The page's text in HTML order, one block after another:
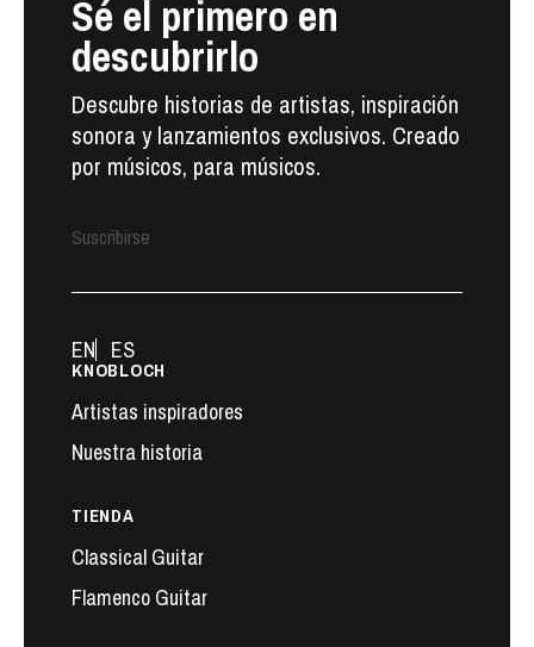
Sé el primero en
descubrirlo
Descubre historias de artistas, inspiración
sonora y lanzamientos exclusivos. Creado
por músicos, para músicos.
Suscribirse
KNOBLOCH
Artistas inspiradores
Nuestra historia
TIENDA
Classical Guitar
Flamenco Guitar
EN ES